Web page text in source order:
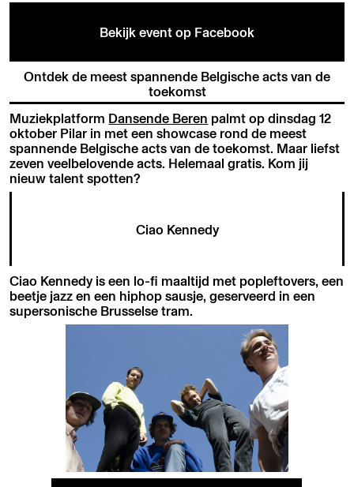
Bekijk event op Facebook
Ontdek de meest spannende Belgische acts van de
toekomst
Muziekplatform Dansende Beren palmt op dinsdag 12
oktober Pilar in met een showcase rond de meest
spannende Belgische acts van de toekomst. Maar liefst
zeven veelbelovende acts. Helemaal gratis. Kom jij
nieuw talent spotten?
Ciao Kennedy
Ciao Kennedy is een lo-fi maaltijd met popleftovers, een
beetje jazz en een hiphop sausje, geserveerd in een
supersonische Brusselse tram.